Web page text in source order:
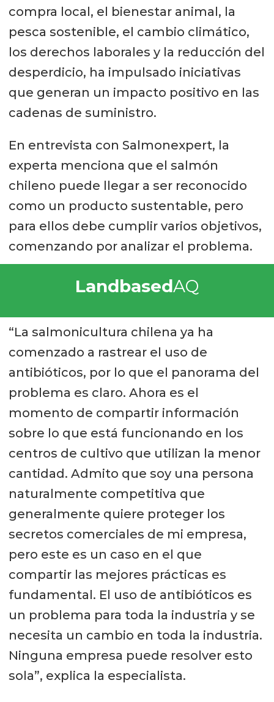
compra local, el bienestar animal, la
pesca sostenible, el cambio climático,
los derechos laborales y la reducción del
desperdicio, ha impulsado iniciativas
que generan un impacto positivo en las
cadenas de suministro.
En entrevista con Salmonexpert, la
experta menciona que el salmón
chileno puede llegar a ser reconocido
como un producto sustentable, pero
para ellos debe cumplir varios objetivos,
comenzando por analizar el problema.
LandbasedAQ
“La salmonicultura chilena ya ha
comenzado a rastrear el uso de
antibióticos, por lo que el panorama del
problema es claro. Ahora es el
momento de compartir información
sobre lo que está funcionando en los
centros de cultivo que utilizan la menor
cantidad. Admito que soy una persona
naturalmente competitiva que
generalmente quiere proteger los
secretos comerciales de mi empresa,
pero este es un caso en el que
compartir las mejores prácticas es
fundamental. El uso de antibióticos es
un problema para toda la industria y se
necesita un cambio en toda la industria.
Ninguna empresa puede resolver esto
sola”, explica la especialista.